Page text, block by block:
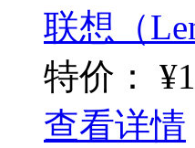
联想（
特价：
查看详情